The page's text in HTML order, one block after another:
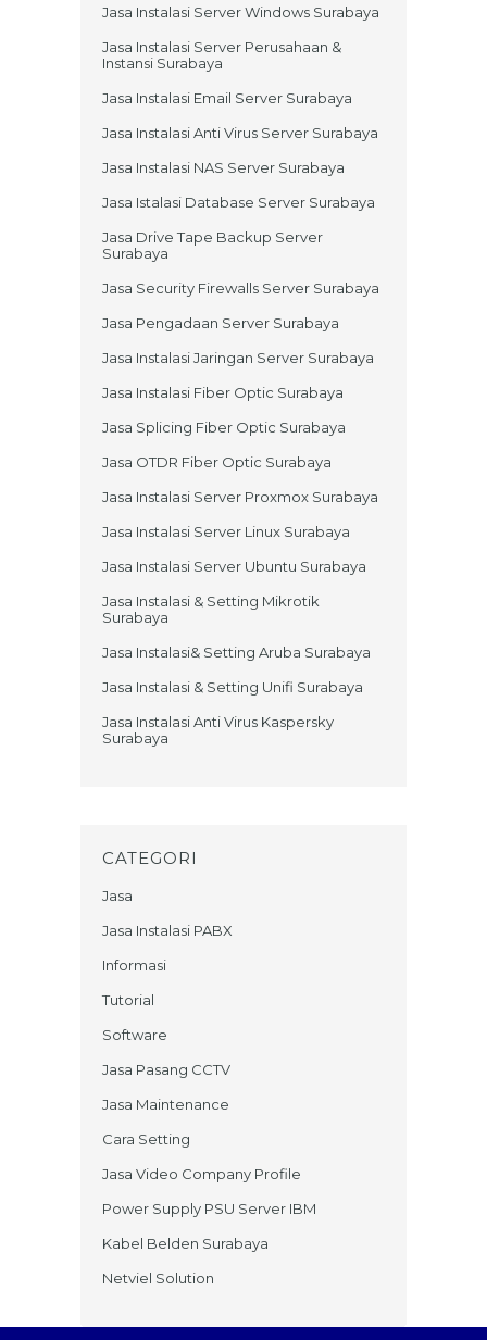
Jasa Instalasi Server Windows Surabaya
Jasa Instalasi Server Perusahaan &
Instansi Surabaya
Jasa Instalasi Email Server Surabaya
Jasa Instalasi Anti Virus Server Surabaya
Jasa Instalasi NAS Server Surabaya
Jasa Istalasi Database Server Surabaya
Jasa Drive Tape Backup Server
Surabaya
Jasa Security Firewalls Server Surabaya
Jasa Pengadaan Server Surabaya
Jasa Instalasi Jaringan Server Surabaya
Jasa Instalasi Fiber Optic Surabaya
Jasa Splicing Fiber Optic Surabaya
Jasa OTDR Fiber Optic Surabaya
Jasa Instalasi Server Proxmox Surabaya
Jasa Instalasi Server Linux Surabaya
Jasa Instalasi Server Ubuntu Surabaya
Jasa Instalasi & Setting Mikrotik
Surabaya
Jasa Instalasi& Setting Aruba Surabaya
Jasa Instalasi & Setting Unifi Surabaya
Jasa Instalasi Anti Virus Kaspersky
Surabaya
CATEGORI
Jasa
Jasa Instalasi PABX
Informasi
Tutorial
Software
Jasa Pasang CCTV
Jasa Maintenance
Cara Setting
Jasa Video Company Profile
Power Supply PSU Server IBM
Kabel Belden Surabaya
Netviel Solution